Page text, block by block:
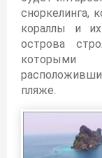
сноркелинга,
кораллы и
острова
пляже.